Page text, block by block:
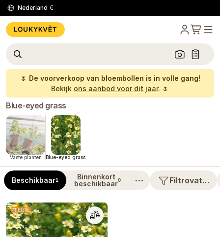
Nederland €
🌷 De voorverkoop van bloembollen is in volle gang!
Bekijk ons aanbod voor dit jaar. 🌷
Blue-eyed grass
Vaste planten Blue-eyed grass
Beschikbaar1
Binnenkort
beschikbaar0 ⋯ Filtrovat…
NIEUW